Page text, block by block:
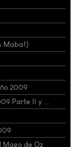
Maba!)
2009
Parte II y ...
Mago de Oz